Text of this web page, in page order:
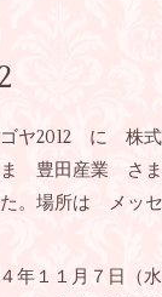
ゴヤ2012 に 株
豊田産業 さ
た。場所は メ
１１月７日（水